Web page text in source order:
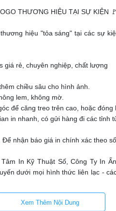
THƯƠNG HIỆU TẠI SỰ KIỆN
hiệu "tỏa sáng" tại các sự
giá rẻ, chuyên nghiệp, chất lượng
chiều sâu cho hình ảnh.
lem, không mờ.
để căng treo trên cao, hoặc đóng
in nhanh, có gửi hàng đi các tỉnh
nhận báo giá in chính xác theo
In Kỹ Thuật Số, Công Ty In
dưới mọi hình thức liên lạc -
Xem Thêm Nội Dung